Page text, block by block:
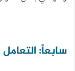
سابعاً: